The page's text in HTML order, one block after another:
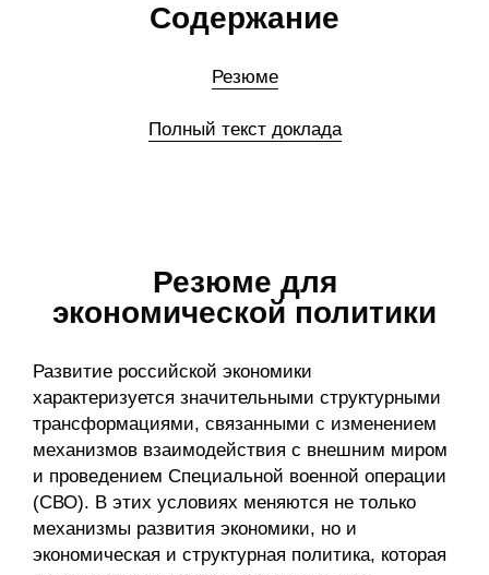
Общие требования
Стандарты оформления
Научные труды
Редакционная этика
Общие требования
Стандарты оформления
Семинары
Энергетический семинар
Содержание
Резюме
Полный текст доклада
Резюме для
экономической политики
Развитие российской экономики
характеризуется значительными структурными
трансформациями, связанными с изменением
механизмов взаимодействия с внешним миром
и проведением Специальной военной операции
(СВО). В этих условиях меняются не только
механизмы развития экономики, но и
экономическая и структурная политика, которая